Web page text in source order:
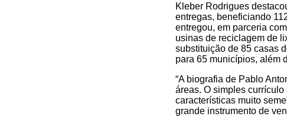
Kleber Rodrigues
entregas, beneficiando
entregou, em parceria
usinas de reciclagem de
substituição de 85 casas
para 65 municípios, além
“A biografia de Pablo
áreas. O simples
características muito
grande instrumento de